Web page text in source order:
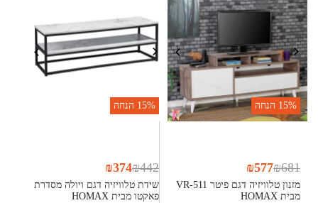
15% הנחה
מזנון טלוויזיה דגם פיטר VR-511
מבית HOMAX
₪681
₪577
15% הנחה
שידת טלוויזיה דגם ויולה מסדרת
פאקטו מבית HOMAX
₪442
₪374